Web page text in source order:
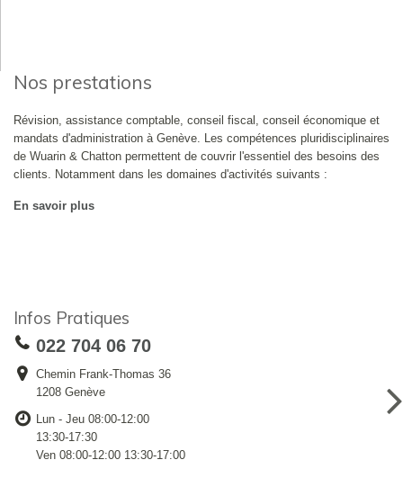
Nos prestations
Révision, assistance comptable, conseil fiscal, conseil économique et
mandats d'administration à Genève. Les compétences pluridisciplinaires
de Wuarin & Chatton permettent de couvrir l'essentiel des besoins des
clients. Notamment dans les domaines d'activités suivants :
En savoir plus
Infos Pratiques
022 704 06 70
Chemin Frank-Thomas 36
1208 Genève
Lun - Jeu 08:00-12:00
13:30-17:30
Ven 08:00-12:00 13:30-17:00